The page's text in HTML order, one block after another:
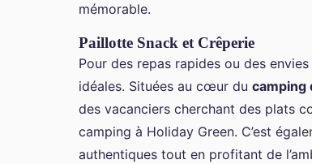
mémorable.
Paillotte Snack et Crêperie
Pour des repas rapides ou des
idéales. Situées au cœur du camping
des vacanciers cherchant des plats
camping à Holiday Green. C’est
authentiques tout en profitant de